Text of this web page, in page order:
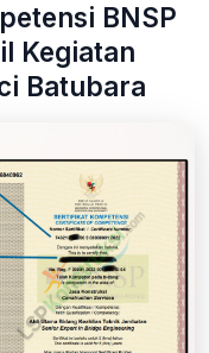
BNSP
Kegiatan
Batubara